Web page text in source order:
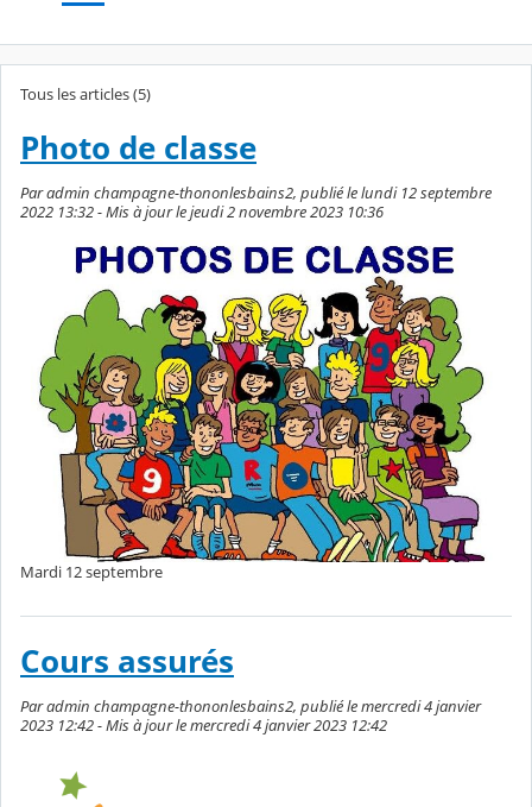
Tous les articles (5)
Photo de classe
Par admin champagne-thononlesbains2, publié le lundi 12 septembre
2022 13:32 - Mis à jour le jeudi 2 novembre 2023 10:36
Mardi 12 septembre
Cours assurés
Par admin champagne-thononlesbains2, publié le mercredi 4 janvier
2023 12:42 - Mis à jour le mercredi 4 janvier 2023 12:42